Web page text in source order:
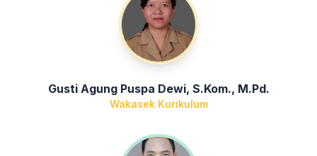
Gusti Agung Puspa Dewi, S.Kom., M.Pd.
Wakasek Kurikulum